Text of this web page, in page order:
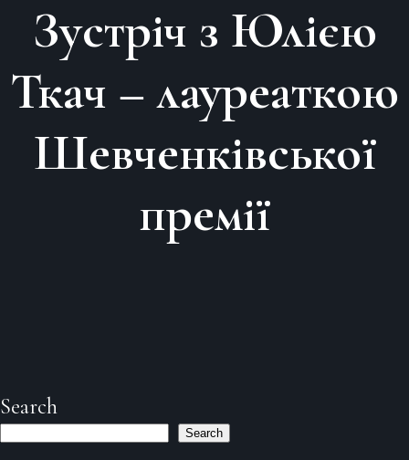
Skip
content
Зустріч з Юлією
Ткач – лауреаткою
Шевченківської
премії
Search
Search